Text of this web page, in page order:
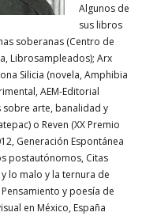
Algunos de
sus libros
soberanas (Centro de
Librosampleados); Arx
Silicia (novela, Amphibia
AEM-Editorial
sobre arte, banalidad y
o Reven (XX Premio
Generación Espontánea
postautónomos, Citas
lo malo y la ternura de
y poesía de
en México, España